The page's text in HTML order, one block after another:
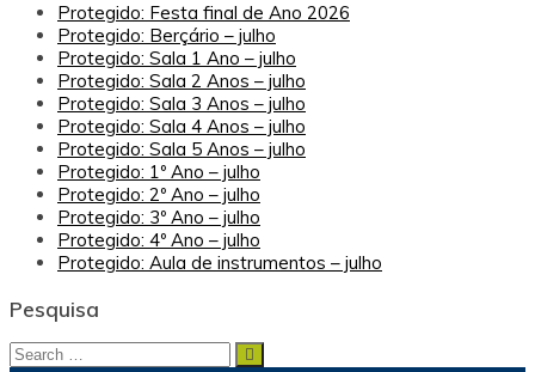
Protegido: Festa final de Ano 2026
Protegido: Berçário – julho
Protegido: Sala 1 Ano – julho
Protegido: Sala 2 Anos – julho
Protegido: Sala 3 Anos – julho
Protegido: Sala 4 Anos – julho
Protegido: Sala 5 Anos – julho
Protegido: 1º Ano – julho
Protegido: 2º Ano – julho
Protegido: 3º Ano – julho
Protegido: 4º Ano – julho
Protegido: Aula de instrumentos – julho
Pesquisa
Search
Search